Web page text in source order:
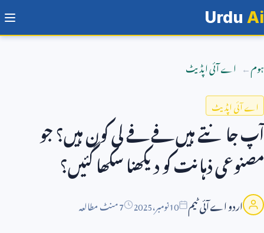
Urdu Ai
ہوم اے آئی اپڈیٹ
اے آئی اپڈیٹ
آپ جانتے ہیں فے فے لی کون ہیں؟ جو
مصنوعی ذہانت کو دیکھنا سکھا گئیں؟
اردو اے آئی ٹیم 10نومبر،2025 7 منٹ مطالعہ